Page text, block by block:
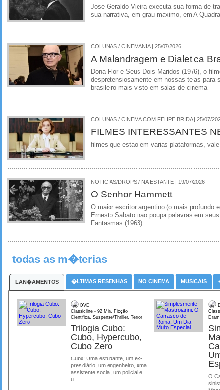
Jose Geraldo Vieira executa sua forma de
sua narrativa, em grau maximo, em A
COLUNAS / CINEMANIA | 25/07/2026
A Malandragem e Dialetica
Dona Flor e Seus Dois Maridos (1976), o
despretensiosamente em nossas telas para
brasileiro mais visto em salas de cinema
COLUNAS / CINEMA COM FELIPE BRIDA | 25/07/
FILMES INTERESSANTES
filmes que estao em varias plataformas,
NOTICIAS/DROPS / NA ESTANTE | 19/07/2026
O Senhor Hammett
O maior escritor argentino (o mais profundo
Ernesto Sabato nao poupa palavras em
Fantasmas (1963)
todas as m�terias
LAN�AMENTOS �LTIMAS RESENHAS NO CINEMA MUSICAIS
DVD
Classicline - 92 Min. Ficção
Cientifica, Suspense/Thriller, Terror
Trilogia Cubo:
Cubo, Hypercubo,
Cubo Zero
Cubo: Uma estudante, um ex-
presidiário, um engenheiro, uma
assistente social, um policial e
u...
O